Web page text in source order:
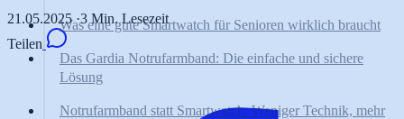
Was eine gute Smartwatch für Senioren wirklich braucht
Das Gardia Notrufarmband: Die einfache und sichere
Lösung
Notrufarmband statt Smartwatch: Weniger Technik, mehr
21.05.2025 ·3 Min. Lesezeit
Teilen